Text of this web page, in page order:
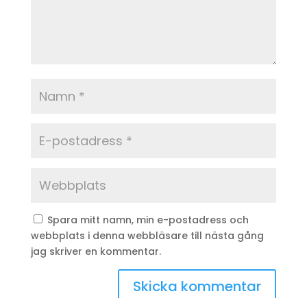
Spara mitt namn, min e-postadress och
webbplats i denna webbläsare till nästa gång
jag skriver en kommentar.